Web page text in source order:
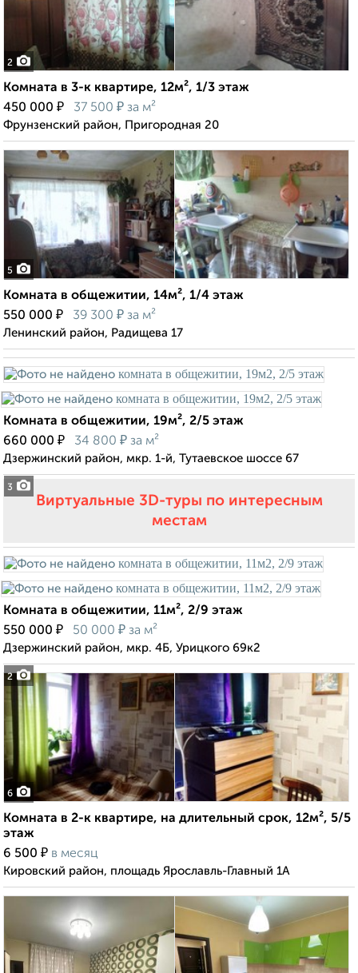
2
Комната в 3-к квартире, 12м², 1/3 этаж
450 000 ₽ 37 500 ₽ за м²
Фрунзенский район, Пригородная 20
5
Комната в общежитии, 14м², 1/4 этаж
550 000 ₽ 39 300 ₽ за м²
Ленинский район, Радищева 17
3
Комната в общежитии, 19м², 2/5 этаж
660 000 ₽ 34 800 ₽ за м²
Дзержинский район, мкр. 1-й, Тутаевское шоссе 67
Виртуальные 3D-туры по интересным
местам
2
Комната в общежитии, 11м², 2/9 этаж
550 000 ₽ 50 000 ₽ за м²
Дзержинский район, мкр. 4Б, Урицкого 69к2
6
Комната в 2-к квартире, на длительный срок, 12м², 5/5
этаж
6 500 ₽ в месяц
Кировский район, площадь Ярославль-Главный 1А